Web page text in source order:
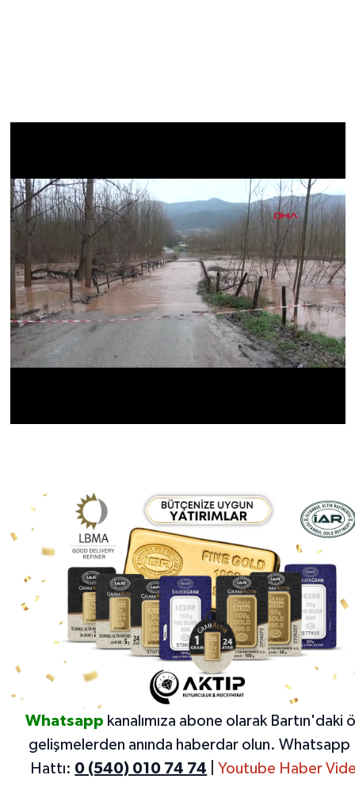
Whatsapp kanalımıza abone olarak Bartın'daki
gelişmelerden anında haberdar olun. Whatsapp
Hattı: 0 (540) 010 74 74 |Youtube Haber